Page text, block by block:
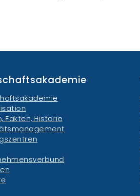
Fakten, Historie